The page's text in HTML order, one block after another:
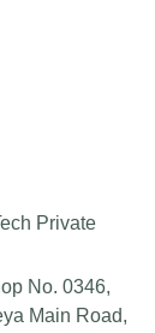
Private
No. 0346,
Main Road,